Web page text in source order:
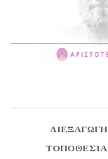
ΔΙΕΞΑΓΩΓΉ
ΤΟΠΟΘΕΣΊΑ